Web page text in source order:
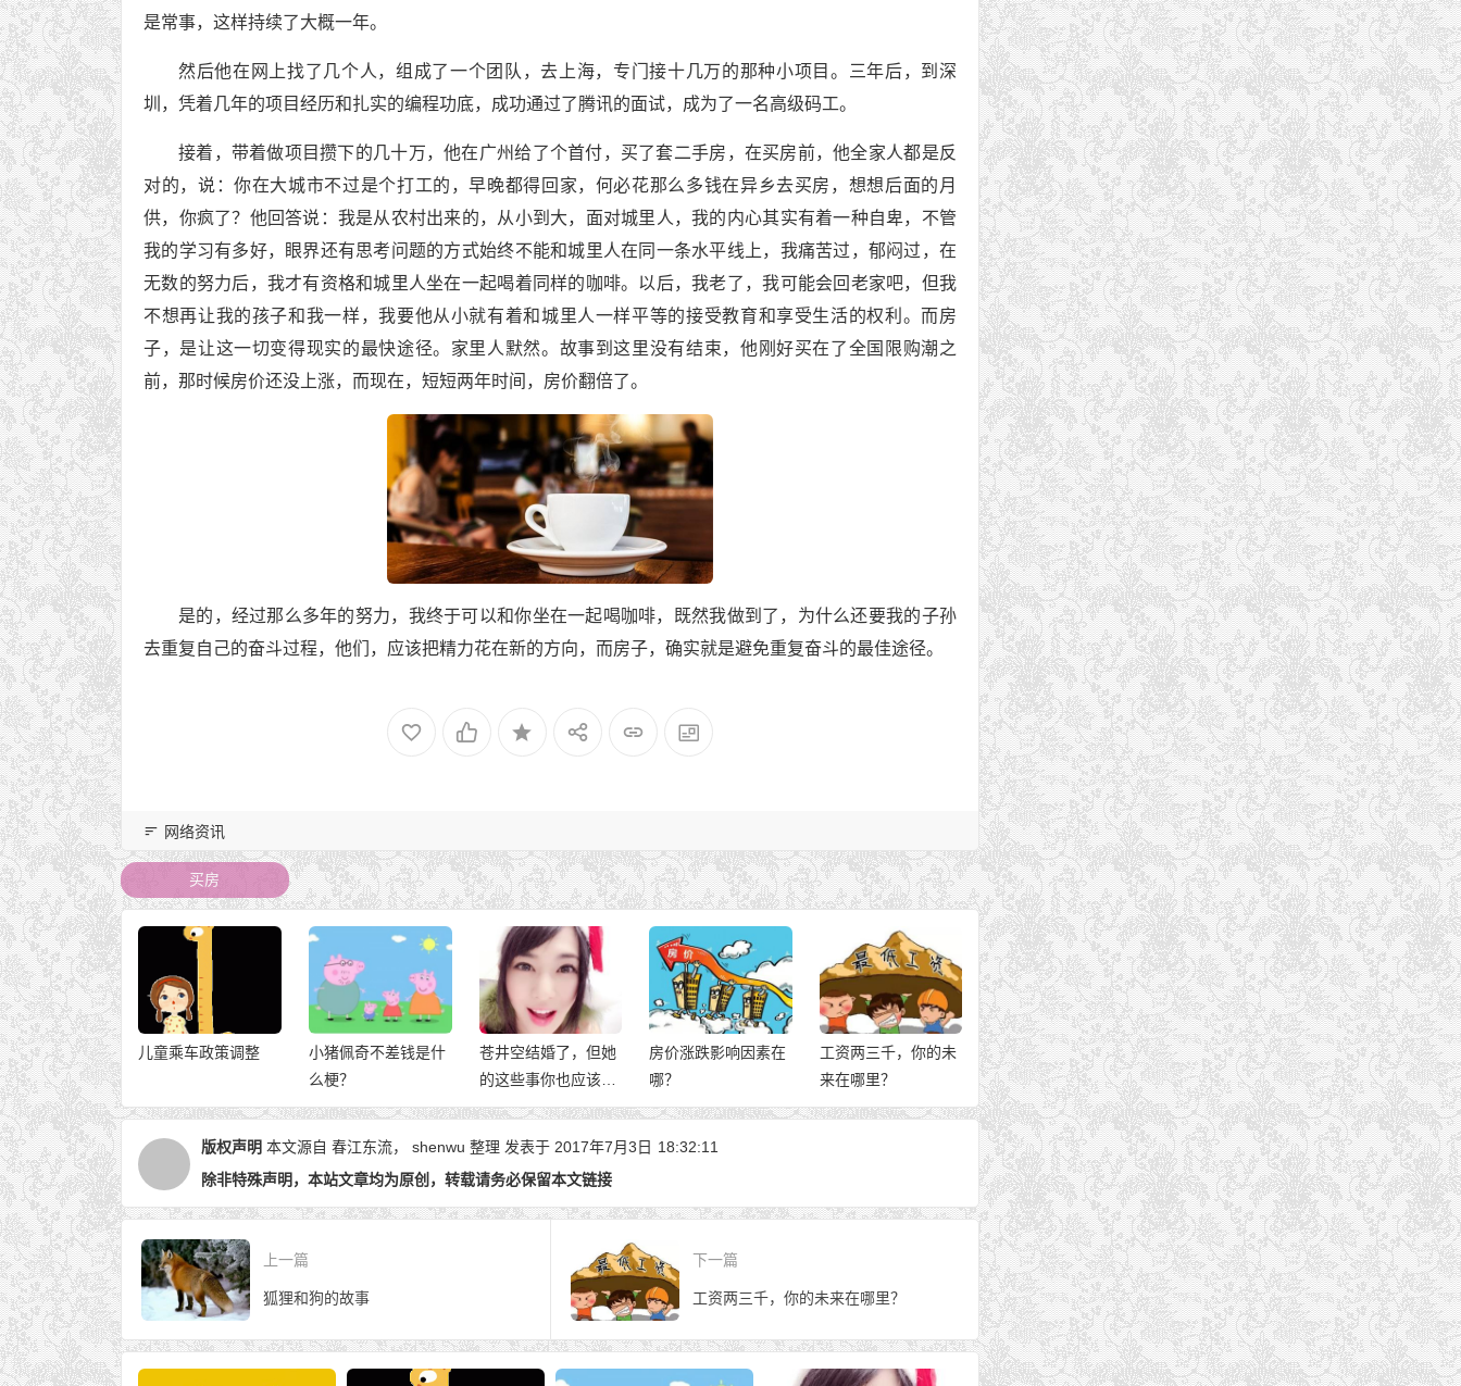
是常事，这样持续了大概一年。
然后他在网上找了几个人，组成了一个团队，去上海，专门接十几万的那种小项目。三年后，到深
圳，凭着几年的项目经历和扎实的编程功底，成功通过了腾讯的面试，成为了一名高级码工。
接着，带着做项目攒下的几十万，他在广州给了个首付，买了套二手房，在买房前，他全家人都是反
对的，说：你在大城市不过是个打工的，早晚都得回家，何必花那么多钱在异乡去买房，想想后面的月
供，你疯了？他回答说：我是从农村出来的，从小到大，面对城里人，我的内心其实有着一种自卑，不管
我的学习有多好，眼界还有思考问题的方式始终不能和城里人在同一条水平线上，我痛苦过，郁闷过，在
无数的努力后，我才有资格和城里人坐在一起喝着同样的咖啡。以后，我老了，我可能会回老家吧，但我
不想再让我的孩子和我一样，我要他从小就有着和城里人一样平等的接受教育和享受生活的权利。而房
子，是让这一切变得现实的最快途径。家里人默然。故事到这里没有结束，他刚好买在了全国限购潮之
前，那时候房价还没上涨，而现在，短短两年时间，房价翻倍了。
是的，经过那么多年的努力，我终于可以和你坐在一起喝咖啡，既然我做到了，为什么还要我的子孙
去重复自己的奋斗过程，他们，应该把精力花在新的方向，而房子，确实就是避免重复奋斗的最佳途径。
网络资讯
买房
车政策调整
小猪佩奇不差钱是什
苍井空结婚了，但她
的这些事你也应该知
道。
房价涨跌影响因素在
哪？
工资两三千，你的未
来在哪里？
中国人为什么迷信风
水？
阿里云输了官司事
小，保护用户数据才
是大事
厦门网上办理居住证
开始运行
.CC、.TV域名获工
部许可，可正式在
国注册备案
版权声明 本文源自 春江东流， shenwu 整理 发表于 2017年7月3日 18:32:11
除非特殊声明，本站文章均为原创，转载请务必保留本文链接
上一篇
狐狸和狗的故事
下一篇
工资两三千，你的未来在哪里？